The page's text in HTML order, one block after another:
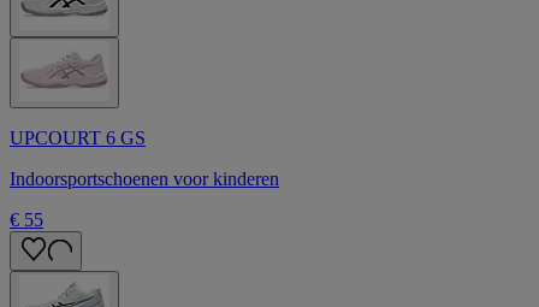
UPCOURT 6 GS
Indoorsportschoenen voor kinderen
€ 55